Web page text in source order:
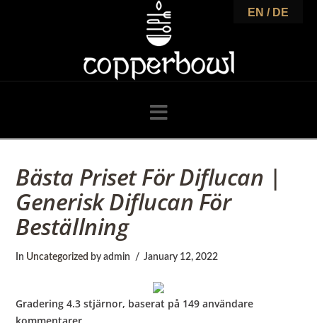
o
p
p
e
r
Navigation
Bästa Priset För Diflucan |
Generisk Diflucan För
Beställning
In Uncategorized by admin January 12, 2022
Gradering4.3 stjärnor, baserat på 149 användare
kommentarer
EN / DE